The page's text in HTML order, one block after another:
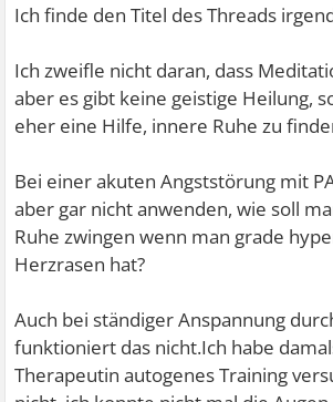
Ich finde den Titel des Threads
Ich zweifle nicht daran, dass
aber es gibt keine geistige Heilung,
eher eine Hilfe, innere Ruhe zu
Bei einer akuten Angststörung mit
aber gar nicht anwenden, wie soll
Ruhe zwingen wenn man grade
Herzrasen hat?
Auch bei ständiger Anspannung
funktioniert das nicht.Ich habe
Therapeutin autogenes Training